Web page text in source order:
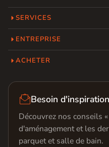
SERVICES
ENTREPRISE
ACHETER
Besoin
Découvrez nos conseils
d'aménagement et les
parquet et salle de bain.